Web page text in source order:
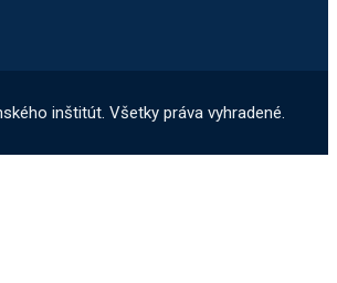
inštitút. Všetky práva vyhradené.